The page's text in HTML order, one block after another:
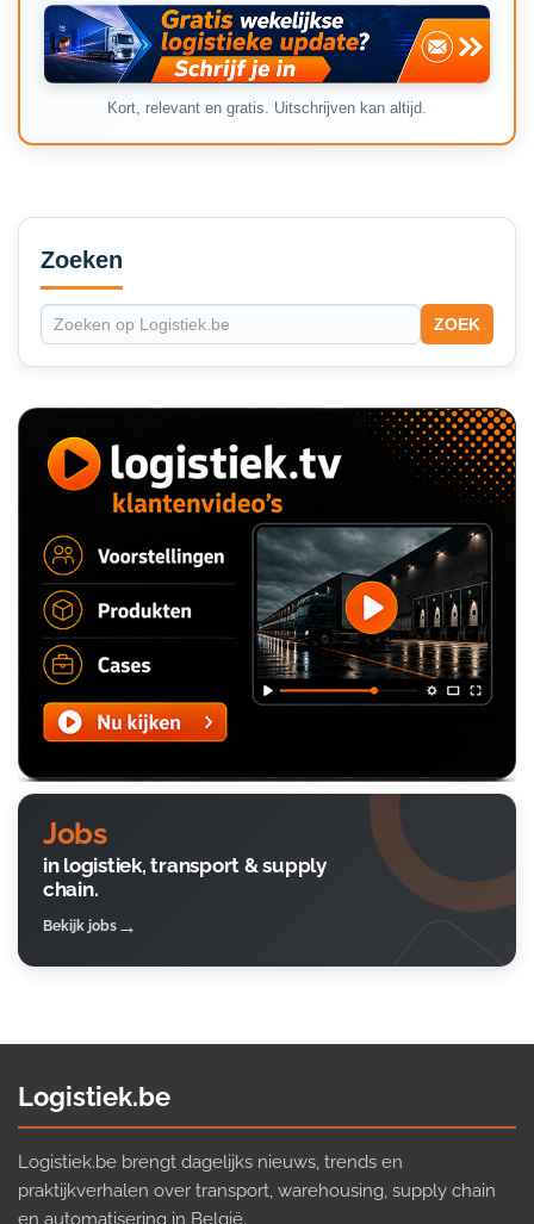
Kort, relevant en gratis. Uitschrijven kan altijd.
Secondary
Sidebar
Zoeken
ZOEK
Jobs
in logistiek, transport & supply
chain.
Bekijk jobs
Logistiek.be
Logistiek.be brengt dagelijks nieuws, trends en
praktijkverhalen over transport, warehousing, supply chain
en automatisering in België.